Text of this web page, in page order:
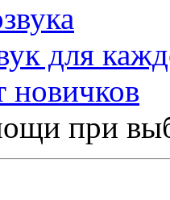
для
новичков
при